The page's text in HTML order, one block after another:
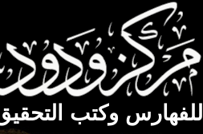
للفهارس وكتب